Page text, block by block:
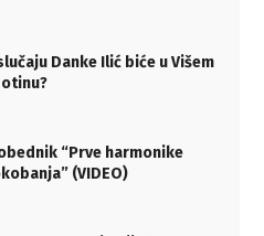
Danke Ilić biće u Višem
“Prve harmonike
(VIDEO)